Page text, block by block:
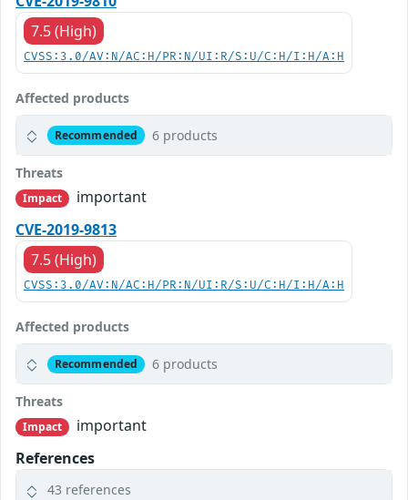
7.5 (High)
CVSS:3.0/AV:N/AC:H/PR:N/UI:R/S:U/C:H/I:H/A:H
Affected products
Recommended 6 products
Threats
Impact
important
CVE-2019-9813
7.5 (High)
CVSS:3.0/AV:N/AC:H/PR:N/UI:R/S:U/C:H/I:H/A:H
Affected products
Recommended 6 products
Threats
Impact
important
References
43 references